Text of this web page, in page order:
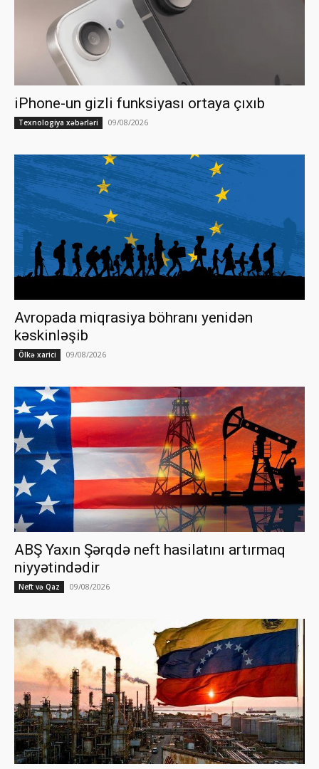
iPhone-un gizli funksiyası ortaya çıxıb
Texnologiya xəbərləri 09/08/2026
Avropada miqrasiya böhranı yenidən
kəskinləşib
Ölkə xarici 09/08/2026
ABŞ Yaxın Şərqdə neft hasilatını artırmaq
niyyətindədir
Neft və Qaz 09/08/2026